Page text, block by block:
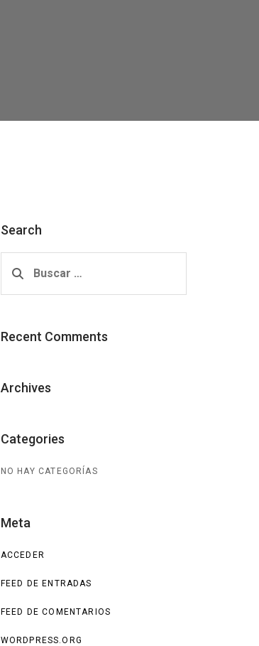
Search
Recent Comments
Archives
Categories
NO HAY CATEGORÍAS
Meta
ACCEDER
FEED DE ENTRADAS
FEED DE COMENTARIOS
WORDPRESS.ORG